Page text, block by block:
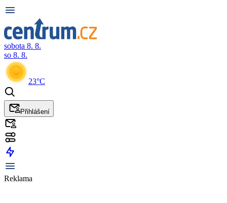
sobota 8. 8.
so 8. 8.
23°C
Přihlášení
Reklama